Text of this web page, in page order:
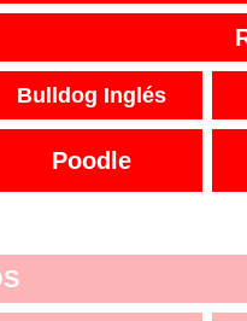
Bulldog Inglés
Poodle